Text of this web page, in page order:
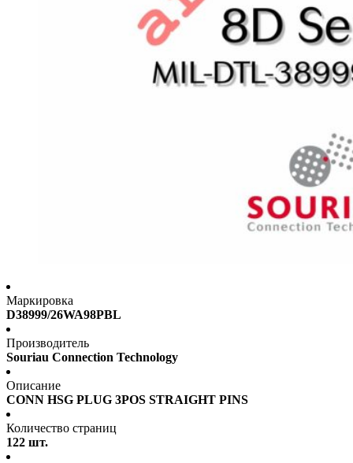
Маркировка
D38999/26WA98PBL
Производитель
Souriau Connection Technology
Описание
CONN HSG PLUG 3POS STRAIGHT PINS
Количество страниц
122 шт.